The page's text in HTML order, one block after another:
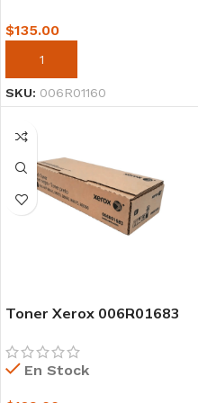
$135.00
AÑADIR AL CARRITO
SKU: 006R01160
Toner Xerox 006R01683
b8075 88k $135.00
En Stock